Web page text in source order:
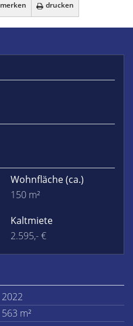
merken drucken
Wohnfläche(ca.)
150 m²
Kaltmiete
2.595,- €
2022
563 m²